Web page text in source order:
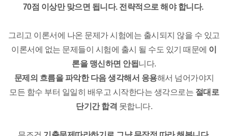
70점 이상만 맞으면 됩니다. 전략적으로 해야 합니다.
그리고 이론서에 나온 문제가 시험에는 출시되지 않을 수 있고
이론서에 없는 문제들이 시험에 출시 될 수도 있기 때문에 이
론을 맹신하면 안됩니다.
문제의 흐름을 파악한 다음 생각해서 응용해서 넘어가야지
모든 함수 부터 일일히 배우고 시작한다는 생각으로는 절대로
단기간 합격 못합니다.